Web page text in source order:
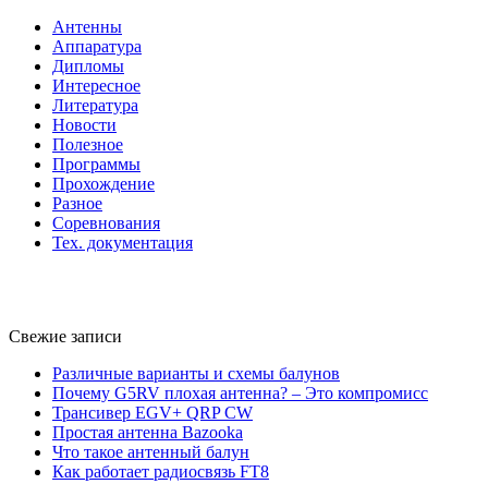
Антенны
Аппаратура
Дипломы
Интересное
Литература
Новости
Полезное
Программы
Прохождение
Разное
Соревнования
Тех. документация
Свежие записи
Различные варианты и схемы балунов
Почему G5RV плохая антенна? – Это компромисс
Трансивер EGV+ QRP CW
Простая антенна Bazooka
Что такое антенный балун
Как работает радиосвязь FT8